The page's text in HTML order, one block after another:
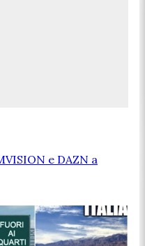
e DAZN a